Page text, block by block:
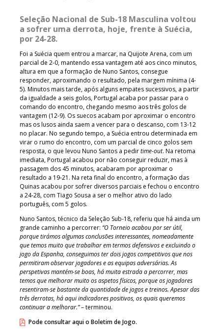
Seleção Nacional de Sub-18 Masculina voltou
a sofrer uma derrota, hoje, frente à Suécia,
por 24-28.
Foi a Suécia quem entrou a marcar, na Quijote Arena, com um
parcial de 2-0, mantendo essa vantagem até aos cinco minutos,
altura em que a formação de Nuno Santos, consegue
responder, aproximando o resultado, pela margem mínima (4-
5). Minutos mais tarde, após alguns empates sucessivos, a partir
da igualdade a seis golos, Portugal acaba por passar para o
comando do encontro, chegando mesmo aos três golos de
vantagem (12-9). Os suecos acabam por aproximar o encontro
mas os lusos ainda saem a vencer para o descanso, com 13-12
no placar. No segundo tempo, a Suécia entrou determinada em
virar o rumo do encontro, com um parcial de cinco golos sem
resposta, o que levou Nuno Santos a pedirtime-out. Na retoma
imediata, Portugal acabou por não conseguir reduzir, mas à
passagem dos 45 minutos, acabaram por aproximar o
resultado a 19-21. Na reta final do encontro, a formação das
Quinas acabou por sofrer diversos parciais e fechou o encontro
a 24-28, com Tiago Sousa a ser o melhor ativo do lado
português, com 5 golos.
Nuno Santos, técnico da Seleção Sub-18, referiu que há ainda um
grande caminho a percorrer: “O Torneio acabou por ser útil,
porque tirámos algumas conclusões interessantes, nomeadamente
que temos muito que trabalhar em termos defensivos e excluindo o
jogo da Espanha, conseguimos ter dois jogos competitivos que nos
permitiram observar jogadores e as equipas adversárias. As
perspetivas mantém-se boas, há muita estrada a percorrer, mas
temos que melhorar muito os aspetos físicos, porque os jogadores
resentiram-se bastante da quantidade de jogos e treinos. Apesar das
três derrotas, há aqui indicadores positivos, os quais queremos
continuar a melhorar.”– terminou.
Pode consultar aqui o Boletim de Jogo.